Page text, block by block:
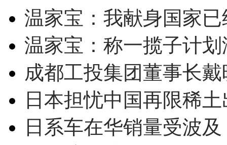
温家宝：我献身国家
温家宝：称一揽子计
成都工投集团董事长
日本担忧中国再限稀
日系车在华销量受波